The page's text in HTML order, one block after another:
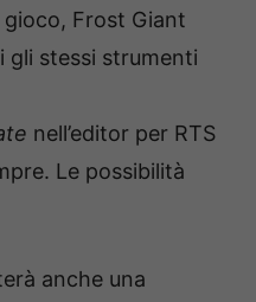
Frost Giant
stessi strumenti
nell’editor per RTS
Le possibilità
anche una